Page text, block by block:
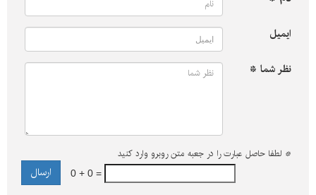
ایمیل
نظر شما *
* لطفا حاصل عبارت را در جعبه متن روبرو وارد کنید
0 + 0 =